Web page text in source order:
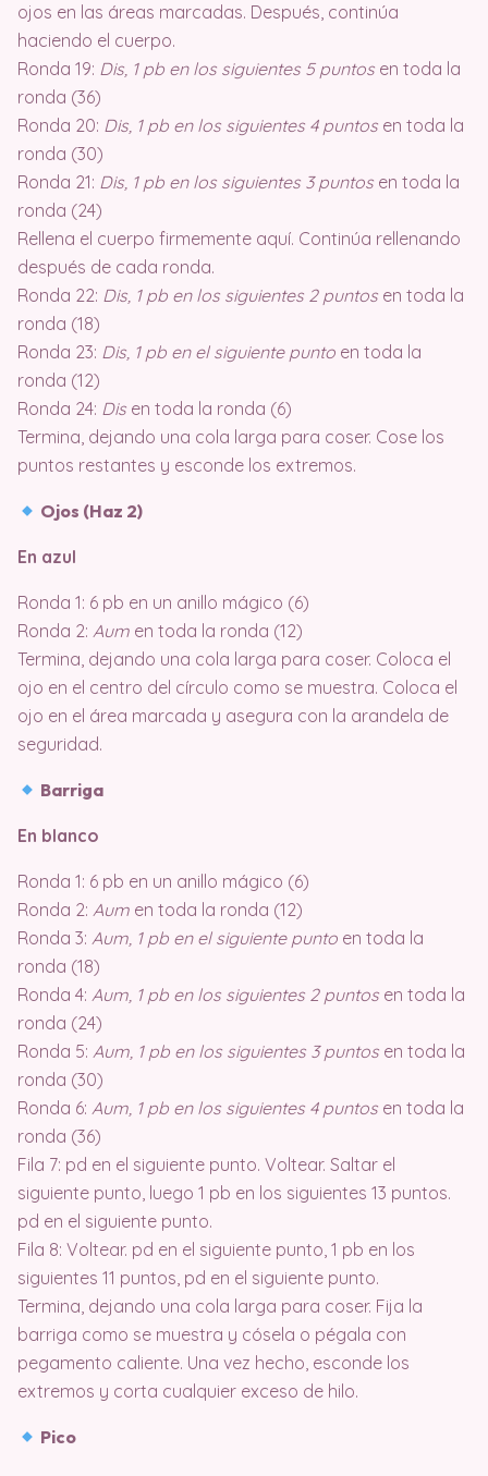
ojos en las áreas marcadas. Después, continúa
haciendo el cuerpo.
Ronda 19: Dis, 1 pb en los siguientes 5 puntos en toda la
ronda (36)
Ronda 20: Dis, 1 pb en los siguientes 4 puntos en toda la
ronda (30)
Ronda 21: Dis, 1 pb en los siguientes 3 puntos en toda la
ronda (24)
Rellena el cuerpo firmemente aquí. Continúa rellenando
después de cada ronda.
Ronda 22: Dis, 1 pb en los siguientes 2 puntos en toda la
ronda (18)
Ronda 23: Dis, 1 pb en el siguiente punto en toda la
ronda (12)
Ronda 24: Dis en toda la ronda (6)
Termina, dejando una cola larga para coser. Cose los
puntos restantes y esconde los extremos.
Ojos (Haz 2)
En azul
Ronda 1: 6 pb en un anillo mágico (6)
Ronda 2: Aum en toda la ronda (12)
Termina, dejando una cola larga para coser. Coloca el
ojo en el centro del círculo como se muestra. Coloca el
ojo en el área marcada y asegura con la arandela de
seguridad.
Barriga
En blanco
Ronda 1: 6 pb en un anillo mágico (6)
Ronda 2: Aum en toda la ronda (12)
Ronda 3: Aum, 1 pb en el siguiente punto en toda la
ronda (18)
Ronda 4: Aum, 1 pb en los siguientes 2 puntos en toda la
ronda (24)
Ronda 5: Aum, 1 pb en los siguientes 3 puntos en toda la
ronda (30)
Ronda 6: Aum, 1 pb en los siguientes 4 puntos en toda la
ronda (36)
Fila 7: pd en el siguiente punto. Voltear. Saltar el
siguiente punto, luego 1 pb en los siguientes 13 puntos.
pd en el siguiente punto.
Fila 8: Voltear. pd en el siguiente punto, 1 pb en los
siguientes 11 puntos, pd en el siguiente punto.
Termina, dejando una cola larga para coser. Fija la
barriga como se muestra y cósela o pégala con
pegamento caliente. Una vez hecho, esconde los
extremos y corta cualquier exceso de hilo.
Pico